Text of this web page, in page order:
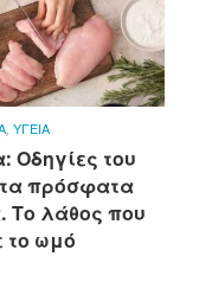
ΥΓΕΙΑ
Οδηγίες του
πρόσφατα
Το λάθος που
το ωμό